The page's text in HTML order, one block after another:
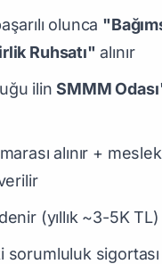
olunca
Ruhsatı" alınır
ilinSMMM Odası
alınır +
(yıllık ~3-5K TL)
sorumluluk sigortası